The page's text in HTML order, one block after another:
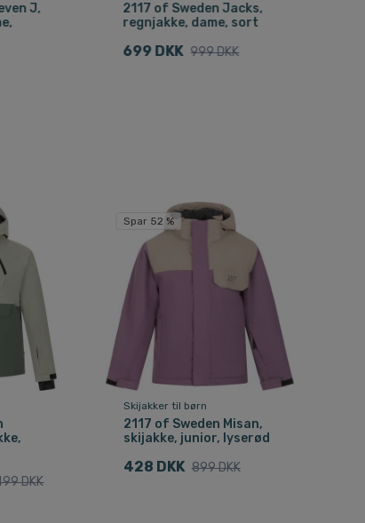
J,
2117 of Sweden Jacks,
regnjakke, dame, sort
699 DKK 999 DKK
DKK
Spar 52 %
Skijakker til børn
2117 of Sweden Misan,
skijakke, junior, lyserød
428 DKK 899 DKK